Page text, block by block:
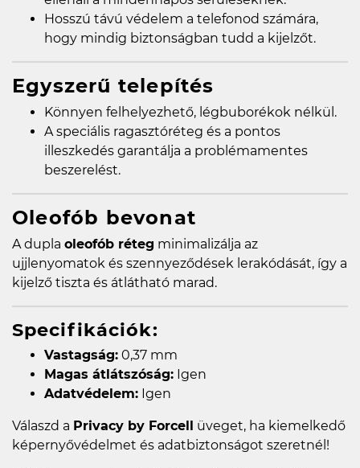
Hosszú távú védelem a telefonod számára,
hogy mindig biztonságban tudd a kijelzőt.
Egyszerű telepítés
Könnyen felhelyezhető, légbuborékok nélkül.
A speciális ragasztóréteg és a pontos
illeszkedés garantálja a problémamentes
beszerelést.
Oleofób bevonat
A dupla oleofób réteg minimalizálja az
ujjlenyomatok és szennyeződések lerakódását, így a
kijelző tiszta és átlátható marad.
Specifikációk:
Vastagság: 0,37 mm
Magas átlátszóság: Igen
Adatvédelem: Igen
Válaszd a Privacy by Forcell üveget, ha kiemelkedő
képernyővédelmet és adatbiztonságot szeretnél!